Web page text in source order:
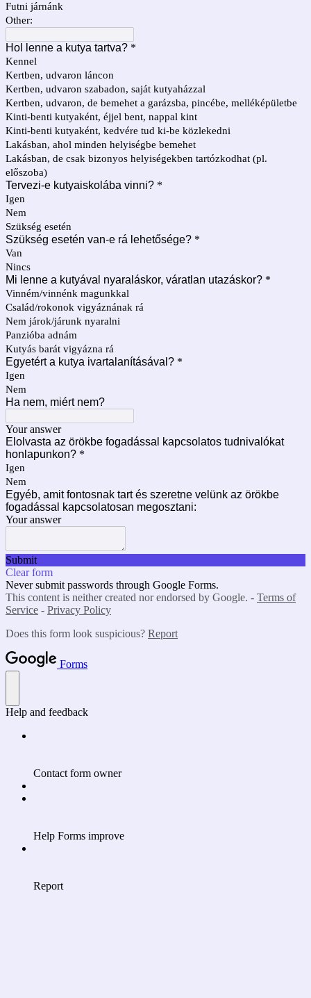
Futni járnánk
Other:
Hol lenne a kutya tartva? *
Kennel
Kertben, udvaron láncon
Kertben, udvaron szabadon, saját kutyaházzal
Kertben, udvaron, de bemehet a garázsba, pincébe, melléképületbe
Kinti-benti kutyaként, éjjel bent, nappal kint
Kinti-benti kutyaként, kedvére tud ki-be közlekedni
Lakásban, ahol minden helyiségbe bemehet
Lakásban, de csak bizonyos helyiségekben tartózkodhat (pl.
előszoba)
Tervezi-e kutyaiskolába vinni? *
Igen
Nem
Szükség esetén
Szükség esetén van-e rá lehetősége? *
Van
Nincs
Mi lenne a kutyával nyaraláskor, váratlan utazáskor? *
Vinném/vinnénk magunkkal
Család/rokonok vigyáznának rá
Nem járok/járunk nyaralni
Panzióba adnám
Kutyás barát vigyázna rá
Egyetért a kutya ivartalanításával? *
Igen
Nem
Ha nem, miért nem?
Your answer
Elolvasta az örökbe fogadással kapcsolatos tudnivalókat
honlapunkon? *
Igen
Nem
Egyéb, amit fontosnak tart és szeretne velünk az örökbe
fogadással kapcsolatosan megosztani:
Your answer
Submit
Clear form
Never submit passwords through Google Forms.
This content is neither created nor endorsed by Google. - Terms of
Service - Privacy Policy
Does this form look suspicious? Report
Forms
Help and feedback
Contact form owner
Help Forms improve
Report